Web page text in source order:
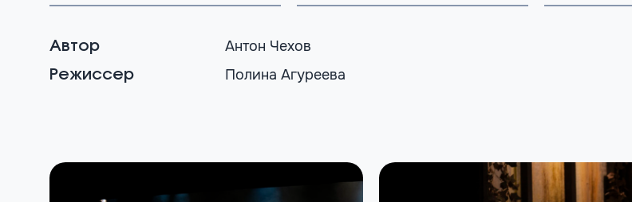
Автор Антон Чехов
Режиссер Полина Агуреева